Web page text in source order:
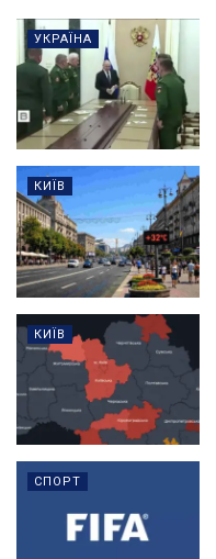
УКРАЇНА
КИЇВ
КИЇВ
СПОРТ